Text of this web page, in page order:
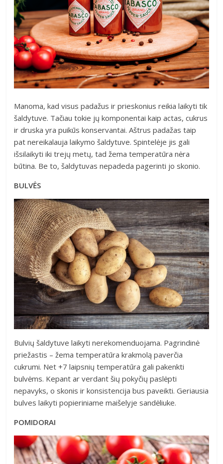
Manoma, kad visus padažus ir prieskonius reikia laikyti tik
šaldytuve. Tačiau tokie jų komponentai kaip actas, cukrus
ir druska yra puikūs konservantai. Aštrus padažas taip
pat nereikalauja laikymo šaldytuve. Spintelėje jis gali
išsilaikyti iki trejų metų, tad žema temperatūra nėra
būtina. Be to, šaldytuvas nepadeda pagerinti jo skonio.
BULVĖS
Bulvių šaldytuve laikyti nerekomenduojama. Pagrindinė
priežastis – žema temperatūra krakmolą paverčia
cukrumi. Net +7 laipsnių temperatūra gali pakenkti
bulvėms. Kepant ar verdant šių pokyčių paslėpti
nepavyks, o skonis ir konsistencija bus paveikti. Geriausia
bulves laikyti popieriniame maišelyje sandėliuke.
POMIDORAI